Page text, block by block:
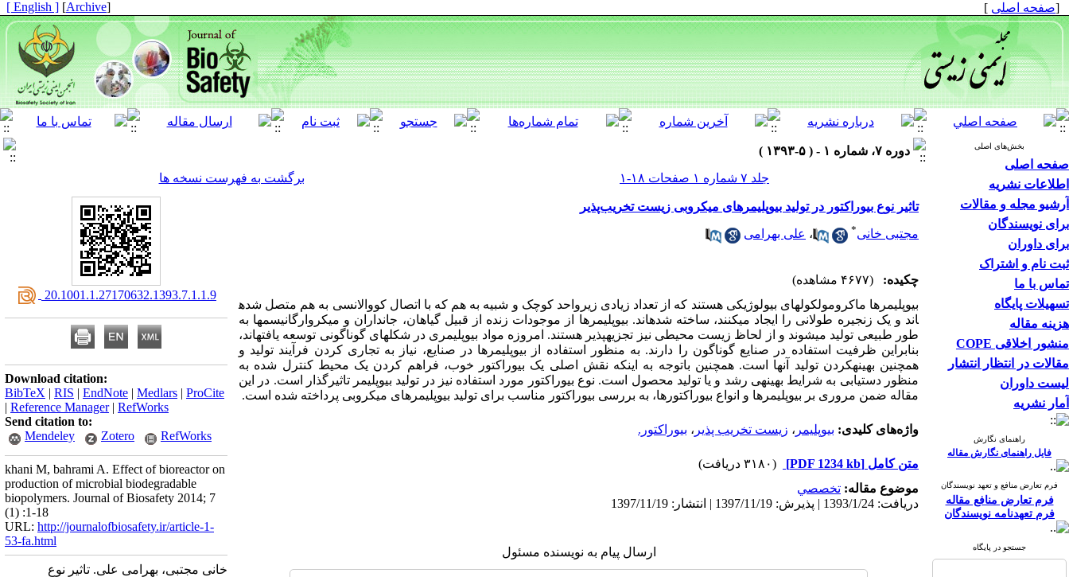
[صفحه اصلی ]
[
Archive
]
[ English ]
بخش‌های اصلی
صفحه اصلی
اطلاعات نشریه
آرشیو مجله و مقالات
برای نویسندگان
برای داوران
ثبت نام و اشتراک
تماس با ما
تسهیلات پایگاه
هزینه مقاله
منشور اخلاقی COPE
مقالات در انتظار انتشار
لیست داوران
آمار نشریه
راهنمای نگارش
فایل راهنمای نگارش مقاله
فرم تعارض منافع و تعهد نویسندگان
فرم تعارض منافع مقاله
فرم تعهدنامه نویسندگان
جستجو در پایگاه
دوره ۷، شماره ۱ - ( ۵-۱۳۹۳ )
جلد ۷ شماره ۱ صفحات ۱۸-۱
برگشت به فهرست نسخه ها
تاثیر نوع بیوراکتور در تولید بیوپلیمرهای میکروبی زیست تخریب‌پذیر
مجتبی خانی* ، علی بهرامی
چکیده:
(۴۶۷۷ مشاهده)
بیوپلیمرها ماکرومولکولهای بیولوژیکی هستند که از تعداد زیادی زیرواحد کوچک و شبیه به هم که با اتصال کووالانسی به هم متصل شده
اند و یک زنجیره طولانی را ایجاد میکنند، ساخته شدهاند. بیوپلیمرها از موجودات زنده از قبیل گیاهان، جانداران و میکروارگانیسمها به
طور طبیعی تولید میشوند و از لحاظ زیست محیطی نیز تجزیهپذیر هستند. امروزه مواد بیوپلیمری در شکلهای گوناگونی توسعه یافتهاند،
بنابراین ظرفیت استفاده در صنایع گوناگون را دارند. به منظور استفاده از بیوپلیمرها در صنایع، نیاز به تجاری کردن فرآیند تولید و
همچنین بهینهکردن تولید آنها است. همچنین باتوجه به این­که نقش اصلی یک بیوراکتور خوب، فراهم کردن یک محیط کنترل شده به
منظور دستیابی به شرایط بهینهی رشد و یا تولید محصول است. نوع بیوراکتور مورد استفاده نیز در تولید بیوپلیمر تاثیرگذار است. در این
مقاله ضمن مروری بر بیوپلیمرها و انواع بیوراکتورها، به بررسی بیوراکتور مناسب برای تولید بیوپلیمرهای میکروبی پرداخته شده است.
واژه‌های کلیدی: بیوپلیمر ، زیست تخریب پذیر ، بیوراکتور.
متن کامل [PDF 1234 kb]
(۳۱۸۰ دریافت)
موضوع مقاله: تخصصي
دریافت: 1393/1/24 | پذیرش: 1397/11/19 | انتشار: 1397/11/19
ارسال پیام به نویسنده مسئول
‎ 20.1001.1.27170632.1393.7.1.1.9
Download citation:
BibTeX | RIS | EndNote | Medlars | ProCite
| Reference Manager| RefWorks
Send citation to:
Mendeley
Zotero RefWorks
khani M, bahrami A. Effect of bioreactor on
production of microbial biodegradable
biopolymers. Journal of Biosafety 2014; 7
(1) :1-18
URL: http://journalofbiosafety.ir/article-1-
53-fa.html
خانی مجتبی، بهرامی علی. تاثیر نوع